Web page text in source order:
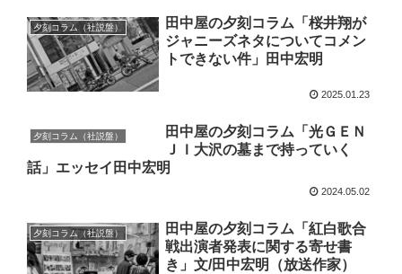
夕刻コラム（社説盤）
田中屋の夕刻コラム「桜井翔が
ジャニーズネタについてコメン
トできない件」田中宏明
2025.01.23
夕刻コラム（社説盤）
田中屋の夕刻コラム「光ＧＥＮ
ＪＩ大沢の墓まで持っていく
話」エッセイ田中宏明
2024.05.02
夕刻コラム（社説盤）
田中屋の夕刻コラム「紅白歌合
戦出演者発表に関する寄せ書
き」文/田中宏明（放送作家）